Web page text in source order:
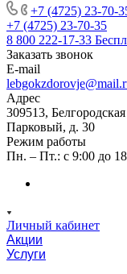
+7 (4725) 23-70-
+7 (4725) 23-70-35
8 800 222-17-33
Заказать звонок
E-mail
Адрес
309513,
Парковый, д. 30
Режим работы
Пн. – Пт.: с 9:00 до
Личный кабинет
Акции
Услуги